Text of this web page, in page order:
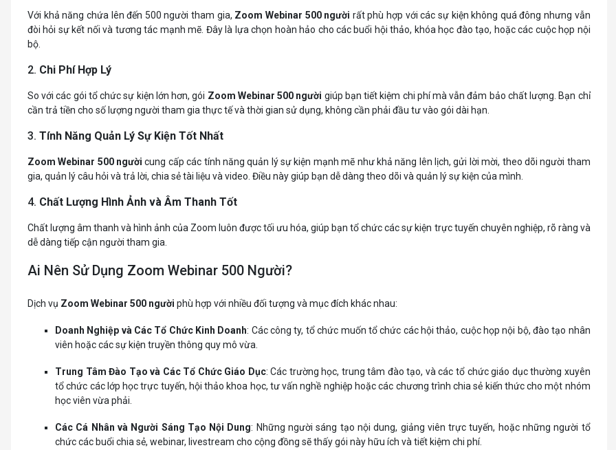
Với khả năng chứa lên đến 500 người tham gia, Zoom Webinar 500 người rất phù hợp với các sự kiện không quá đông nhưng vẫn
đòi hỏi sự kết nối và tương tác mạnh mẽ. Đây là lựa chọn hoàn hảo cho các buổi hội thảo, khóa học đào tạo, hoặc các cuộc họp nội
bộ.
2. Chi Phí Hợp Lý
So với các gói tổ chức sự kiện lớn hơn, gói Zoom Webinar 500 người giúp bạn tiết kiệm chi phí mà vẫn đảm bảo chất lượng. Bạn chỉ
cần trả tiền cho số lượng người tham gia thực tế và thời gian sử dụng, không cần phải đầu tư vào gói dài hạn.
3. Tính Năng Quản Lý Sự Kiện Tốt Nhất
Zoom Webinar 500 người cung cấp các tính năng quản lý sự kiện mạnh mẽ như khả năng lên lịch, gửi lời mời, theo dõi người tham
gia, quản lý câu hỏi và trả lời, chia sẻ tài liệu và video. Điều này giúp bạn dễ dàng theo dõi và quản lý sự kiện của mình.
4. Chất Lượng Hình Ảnh và Âm Thanh Tốt
Chất lượng âm thanh và hình ảnh của Zoom luôn được tối ưu hóa, giúp bạn tổ chức các sự kiện trực tuyến chuyên nghiệp, rõ ràng và
dễ dàng tiếp cận người tham gia.
Ai Nên Sử Dụng Zoom Webinar 500 Người?
Dịch vụ Zoom Webinar 500 người phù hợp với nhiều đối tượng và mục đích khác nhau:
Doanh Nghiệp và Các Tổ Chức Kinh Doanh: Các công ty, tổ chức muốn tổ chức các hội thảo, cuộc họp nội bộ, đào tạo nhân
viên hoặc các sự kiện truyền thông quy mô vừa.
Trung Tâm Đào Tạo và Các Tổ Chức Giáo Dục: Các trường học, trung tâm đào tạo, và các tổ chức giáo dục thường xuyên
tổ chức các lớp học trực tuyến, hội thảo khoa học, tư vấn nghề nghiệp hoặc các chương trình chia sẻ kiến thức cho một nhóm
học viên vừa phải.
Các Cá Nhân và Người Sáng Tạo Nội Dung: Những người sáng tạo nội dung, giảng viên trực tuyến, hoặc những người tổ
chức các buổi chia sẻ, webinar, livestream cho cộng đồng sẽ thấy gói này hữu ích và tiết kiệm chi phí.